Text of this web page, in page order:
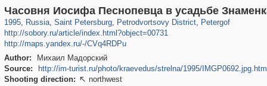
Часовня Иосифа Песнопевца в усадьбе
1995, Russia
1,406,684 29,243
, Saint Petersburg
197,153 5,709
, Petrodvortsovy District
10,781 350
, Petergof
8,421 280
http://sobory.ru/article/index.html?object=00731
http://maps.yandex.ru/-/CVq4RDPu
Author:
Михаил Мадорский
Source:
http://im-turist.ru/photo/kraevedus/strelna/1995/IMGP0692.jpg.html
Shooting direction:  northwest